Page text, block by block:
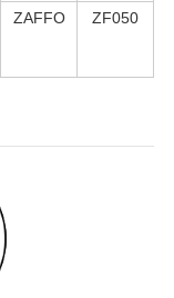
ZAFFO ZF050